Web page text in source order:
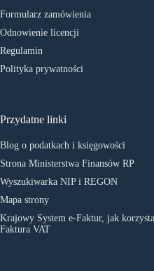
Formularz zamówienia
Odnowienie licencji
Regulamin
Polityka prywatności
Przydatne linki
Blog o podatkach i księgowości
Strona Ministerstwa Finansów RP
Wyszukiwarka NIP i REGON
Mapa strony
Krajowy System e-Faktur, jak
Faktura VAT